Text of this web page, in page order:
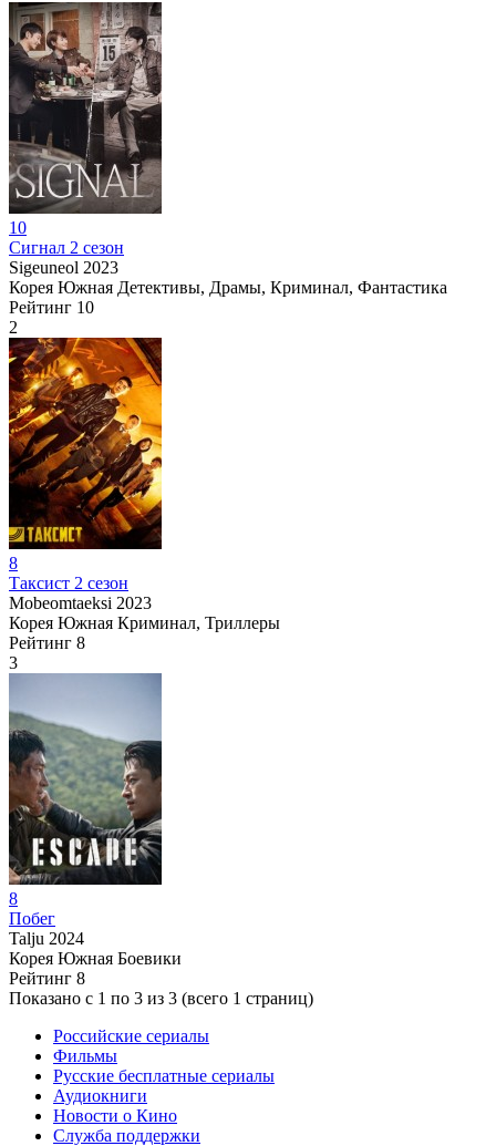
10
Сигнал 2 сезон
Sigeuneol 2023
Корея Южная Детективы, Драмы, Криминал, Фантастика
Рейтинг 10
2
8
Таксист 2 сезон
Mobeomtaeksi 2023
Корея Южная Криминал, Триллеры
Рейтинг 8
3
8
Побег
Talju 2024
Корея Южная Боевики
Рейтинг 8
Показано с 1 по 3 из 3 (всего 1 страниц)
Российские сериалы
Фильмы
Русские бесплатные сериалы
Аудиокниги
Новости о Кино
Служба поддержки